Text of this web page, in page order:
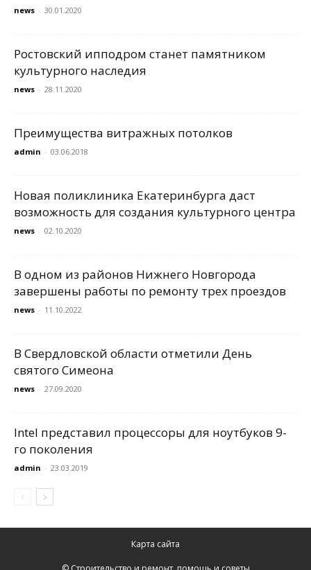
news - 30.01.2020
Ростовский ипподром станет памятником
культурного наследия
news - 28.11.2020
Преимущества витражных потолков
admin - 03.06.2018
Новая поликлиника Екатеринбурга даст
возможность для создания культурного центра
news - 02.10.2020
В одном из районов Нижнего Новгорода
завершены работы по ремонту трех проездов
news - 11.10.2022
В Свердловской области отметили День
святого Симеона
news - 27.09.2020
Intel представил процессоры для ноутбуков 9-
го поколения
admin - 23.03.2019
Карта сайта